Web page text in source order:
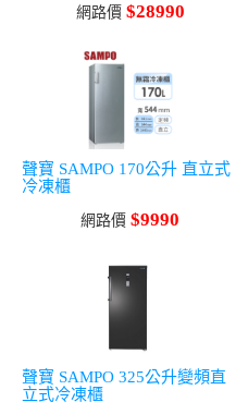
網路價 $28990
聲寶 SAMPO 170公升 直立式
冷凍櫃
網路價 $9990
聲寶 SAMPO 325公升變頻直
立式冷凍櫃